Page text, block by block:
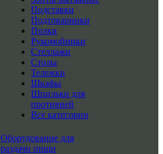
Подставки
Подтоварники
Полки
Рукомойники
Стеллажи
Столы
Тележки
Шкафы
Шпильки для
противней
Все категории
Оборудование для
раздачи пищи